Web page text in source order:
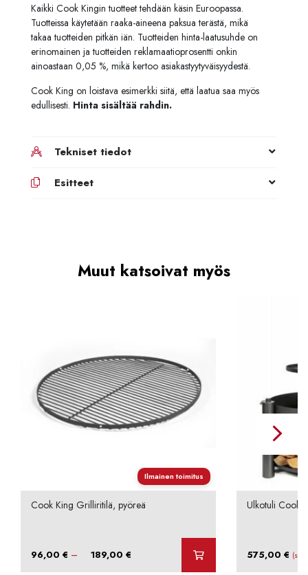
Kaikki Cook Kingin tuotteet tehdään käsin Euroopassa.
Tuotteissa käytetään raaka-aineena paksua terästä, mikä
takaa tuotteiden pitkän iän. Tuotteiden hinta-laatusuhde on
erinomainen ja tuotteiden reklamaatioprosentti onkin
ainoastaan 0,05 %, mikä kertoo asiakastyytyväisyydestä.
Cook King on loistava esimerkki siitä, että laatua saa myös
edullisesti. Hinta sisältää rahdin.
Tekniset tiedot
Esitteet
Muut katsoivat myös
Ilmainen toimitus
Cook King Grilliritilä, pyöreä
96,00€ – 189,00€
Ulkotuli Cook
575,00 € (sis.